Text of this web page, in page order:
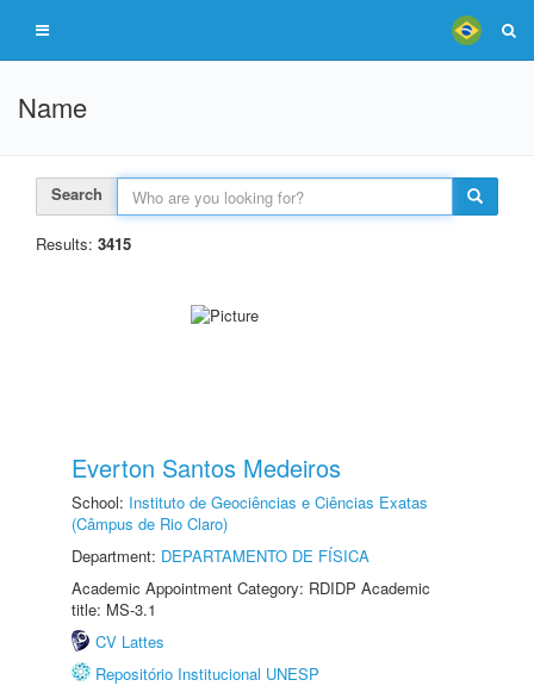
Name
Search
Results: 3415
Everton Santos Medeiros
School: Instituto de Geociências e Ciências Exatas
(Câmpus de Rio Claro)
Department: DEPARTAMENTO DE FÍSICA
Academic Appointment Category: RDIDP Academic
title: MS-3.1
CV Lattes
Repositório Institucional UNESP